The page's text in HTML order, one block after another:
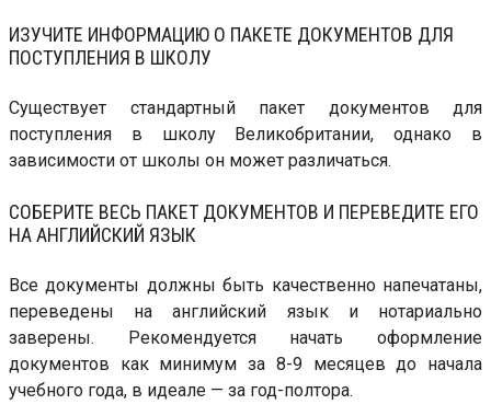
ИЗУЧИТЕ ИНФОРМАЦИЮ О ПАКЕТЕ ДОКУМЕНТОВ ДЛЯ
ПОСТУПЛЕНИЯ В ШКОЛУ
Существует стандартный пакет документов для
поступления в школу Великобритании, однако в
зависимости от школы он может различаться.
СОБЕРИТЕ ВЕСЬ ПАКЕТ ДОКУМЕНТОВ И ПЕРЕВЕДИТЕ ЕГО
НА АНГЛИЙСКИЙ ЯЗЫК
Все документы должны быть качественно напечатаны,
переведены на английский язык и нотариально
заверены. Рекомендуется начать оформление
документов как минимум за 8-9 месяцев до начала
учебного года, в идеале — за год-полтора.